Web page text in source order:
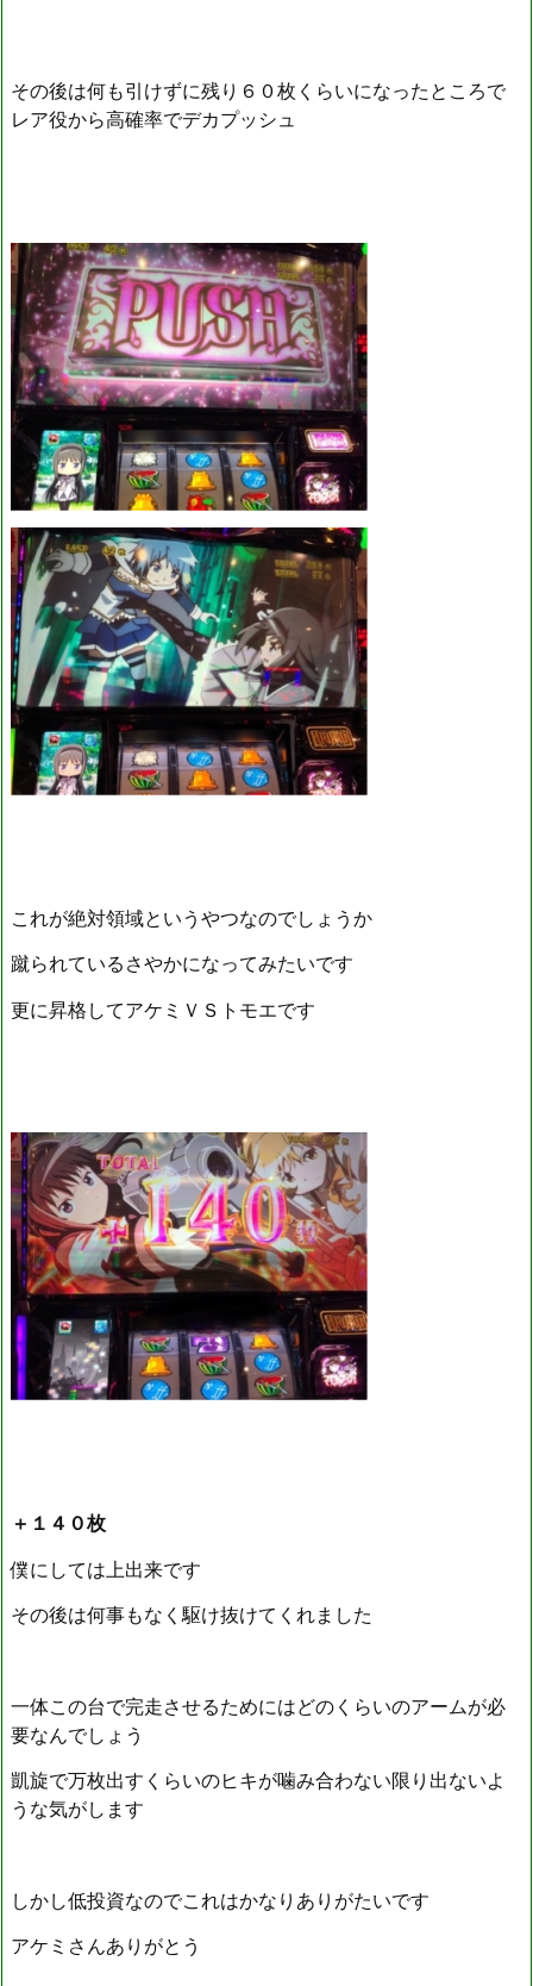
その後は何も引けずに残り６０枚くらいになったところで
レア役から高確率でデカプッシュ
これが絶対領域というやつなのでしょうか
蹴られているさやかになってみたいです
更に昇格してアケミＶＳトモエです
＋１４０枚
僕にしては上出来です
その後は何事もなく駆け抜けてくれました
一体この台で完走させるためにはどのくらいのアームが必
要なんでしょう
凱旋で万枚出すくらいのヒキが噛み合わない限り出ないよ
うな気がします
しかし低投資なのでこれはかなりありがたいです
アケミさんありがとう